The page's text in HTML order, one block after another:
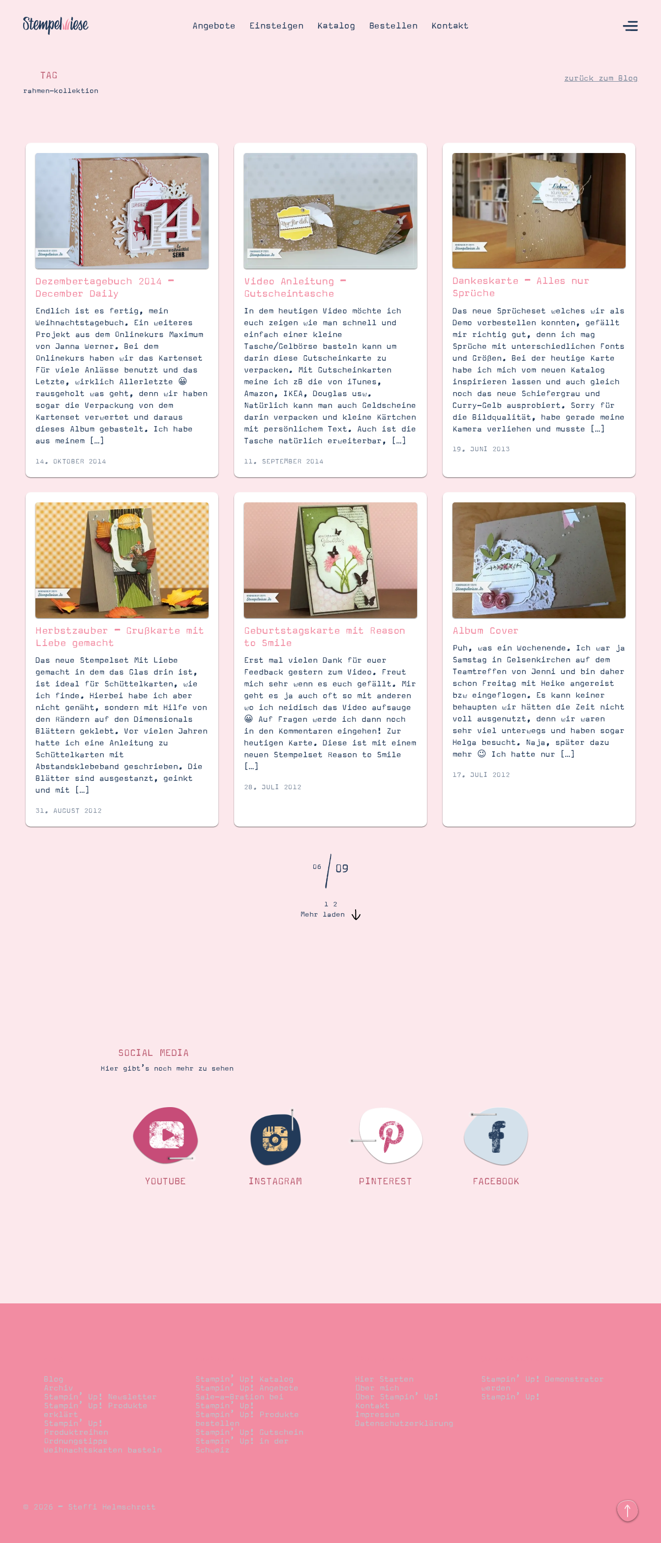
Angebote Einsteigen Katalog Bestellen Kontakt
Katalog
Bestellen
Kontakt
Blog
Produkte erklärt
Über mich
Über Stampin’ Up!
Suche Impressum Datenschutz
SUCHE
TAG
rahmen-kollektion
zurück zum Blog
Dezembertagebuch 2014 –
December Daily
Endlich ist es fertig, mein
Weihnachtstagebuch. Ein weiteres
Projekt aus dem Onlinekurs Maximum
von Janna Werner. Bei dem
Onlinekurs haben wir das Kartenset
Für viele Anlässe benutzt und das
Letzte, wirklich Allerletzte 😀
rausgeholt was geht, denn wir haben
sogar die Verpackung von dem
Kartenset verwertet und daraus
dieses Album gebastelt. Ich habe
aus meinem […]
14. OKTOBER 2014
Video Anleitung –
Gutscheintasche
In dem heutigen Video möchte ich
euch zeigen wie man schnell und
einfach einer kleine
Tasche/Gelbörse basteln kann um
darin diese Gutscheinkarte zu
verpacken. Mit Gutscheinkarten
meine ich zB die von iTunes,
Amazon, IKEA, Douglas usw.
Natürlich kann man auch Geldscheine
darin verpacken und kleine Kärtchen
mit persönlichem Text. Auch ist die
Tasche natürlich erweiterbar, […]
11. SEPTEMBER 2014
Dankeskarte – Alles nur
Sprüche
Das neue Sprücheset welches wir als
Demo vorbestellen konnten, gefällt
mir richtig gut, denn ich mag
Sprüche mit unterschiedlichen Fonts
und Größen. Bei der heutige Karte
habe ich mich vom neuen Katalog
inspirieren lassen und auch gleich
noch das neue Schiefergrau und
Curry-Gelb ausprobiert. Sorry für
die Bildqualität, habe gerade meine
Kamera verliehen und musste […]
19. JUNI 2013
Herbstzauber – Grußkarte mit
Liebe gemacht
Das neue Stempelset Mit Liebe
gemacht in dem das Glas drin ist,
ist ideal für Schüttelkarten, wie
ich finde. Hierbei habe ich aber
nicht genäht, sondern mit Hilfe von
den Rändern auf den Dimensionals
Blättern geklebt. Vor vielen Jahren
hatte ich eine Anleitung zu
Schüttelkarten mit
Abstandsklebeband geschrieben. Die
Blätter sind ausgestanzt, geinkt
und mit […]
31. AUGUST 2012
Geburtstagskarte mit Reason
to Smile
Erst mal vielen Dank für euer
Feedback gestern zum Video. Freut
mich sehr wenn es euch gefällt. Mir
geht es ja auch oft so mit anderen
wo ich neidisch das Video aufsauge
😀 Auf Fragen werde ich dann noch
in den Kommentaren eingehen! Zur
heutigen Karte. Diese ist mit einem
neuen Stempelset Reason to Smile
[…]
28. JULI 2012
Album Cover
Puh, was ein Wochenende. Ich war ja
Samstag in Gelsenkirchen auf dem
Teamtreffen von Jenni und bin daher
schon Freitag mit Heike angereist
bzw eingeflogen. Es kann keiner
behaupten wir hätten die Zeit nicht
voll ausgenutzt, denn wir waren
sehr viel unterwegs und haben sogar
Helga besucht. Naja, später dazu
mehr 😉 Ich hatte nur […]
17. JULI 2012
06/09
1
2
Mehr laden
SOCIAL MEDIA
Hier gibt’s noch mehr zu sehen
YOUTUBE INSTAGRAM PINTEREST FACEBOOK
Blog
Archiv
Stampin’ Up! Newsletter
Stampin’ Up! Produkte
erklärt
Stampin’ Up!
Produktreihen
Ordnungstipps
Weihnachtskarten basteln
Stampin’ Up! Katalog
Stampin’ Up! Angebote
Sale-a-Bration bei
Stampin’ Up!
Stampin’ Up! Produkte
bestellen
Stampin’ Up! Gutschein
Stampin’ Up! in der
Schweiz
Hier Starten
Über mich
Über Stampin’ Up!
Kontakt
Impressum
Datenschutzerklärung
Stampin’ Up! Demonstrator
werden
Stampin’ Up!
© 2026 – Steffi Helmschrott